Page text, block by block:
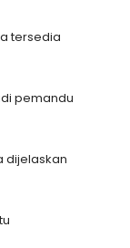
tersedia
pemandu
dijelaskan